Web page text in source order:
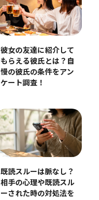
彼女の友達に紹介して
もらえる彼氏とは？自
慢の彼氏の条件をアン
ケート調査！
既読スルーは脈なし？
相手の心理や既読スル
ーされた時の対処法を